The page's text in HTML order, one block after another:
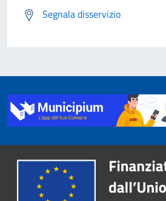
Segnala disservizio